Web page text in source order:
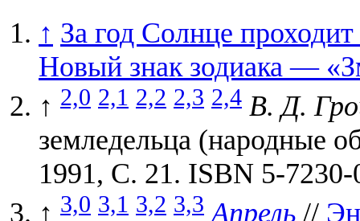
↑ За год Солнце проходит
Новый знак зодиака —
↑ 2,0 2,1 2,2 2,3 2,4 В. Д.
земледельца
1991, С. 21. ISBN 5-7230-
↑ 3,0 3,1 3,2 3,3 Апрель //